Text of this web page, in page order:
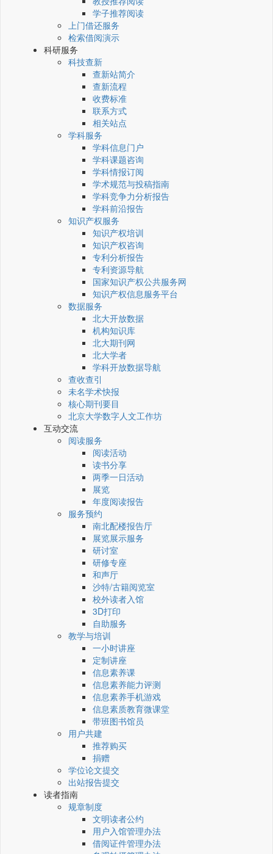
学子推荐阅读
上门借还服务
检索借阅演示
科研服务
科技查新
查新站简介
查新流程
收费标准
联系方式
相关站点
学科服务
学科信息门户
学科课题咨询
学科情报订阅
学术规范与投稿指南
学科竞争力分析报告
学科前沿报告
知识产权服务
知识产权培训
知识产权咨询
专利分析报告
专利资源导航
国家知识产权公共服务网
知识产权信息服务平台
数据服务
北大开放数据
机构知识库
北大期刊网
北大学者
学科开放数据导航
查收查引
未名学术快报
核心期刊要目
北京大学数字人文工作坊
互动交流
阅读服务
阅读活动
读书分享
两季一日活动
展览
年度阅读报告
服务预约
南北配楼报告厅
展览展示服务
研讨室
研修专座
和声厅
沙特/古籍阅览室
校外读者入馆
3D打印
自助服务
教学与培训
一小时讲座
定制讲座
信息素养课
信息素养能力评测
信息素养手机游戏
信息素质教育微课堂
带班图书馆员
用户共建
推荐购买
捐赠
学位论文提交
出站报告提交
读者指南
规章制度
文明读者公约
用户入馆管理办法
借阅证件管理办法